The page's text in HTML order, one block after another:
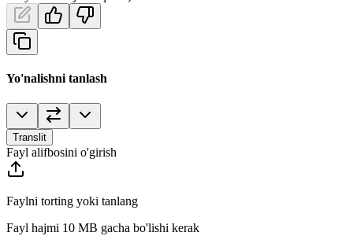
Yo'nalishni tanlash
Translit
Fayl alifbosini o'girish
Faylni torting yoki tanlang
Fayl hajmi 10 MB gacha bo'lishi kerak